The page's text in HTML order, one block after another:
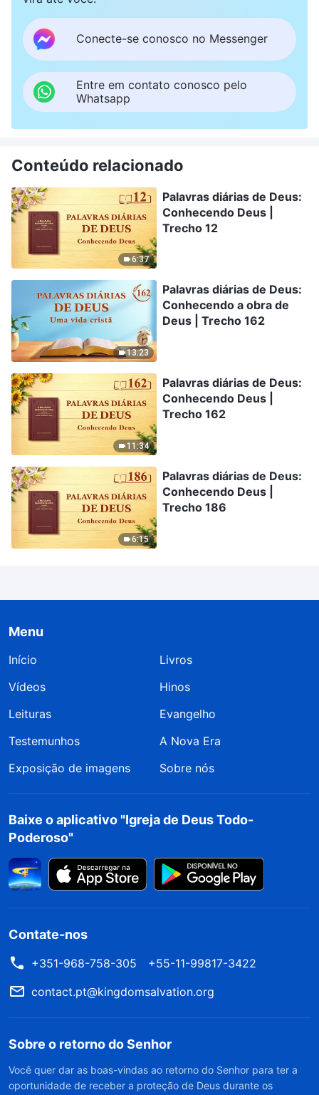
Conecte-se conosco no Messenger
Entre em contato conosco pelo
Whatsapp
Conteúdo relacionado
6:37
Palavras diárias de Deus:
Conhecendo Deus |
Trecho 12
13:23
Palavras diárias de Deus:
Conhecendo a obra de
Deus | Trecho 162
11:34
Palavras diárias de Deus:
Conhecendo Deus |
Trecho 162
6:15
Palavras diárias de Deus:
Conhecendo Deus |
Trecho 186
Menu
Início
Livros
Vídeos
Hinos
Leituras
Evangelho
Testemunhos
A Nova Era
Exposição de imagens
Sobre nós
Baixe o aplicativo "Igreja de Deus Todo-
Poderoso"
Contate-nos
+351-968-758-305
+55-11-99817-3422
contact.pt@kingdomsalvation.org
Sobre o retorno do Senhor
Você quer dar as boas-vindas ao retorno do Senhor para ter a
oportunidade de receber a proteção de Deus durante os